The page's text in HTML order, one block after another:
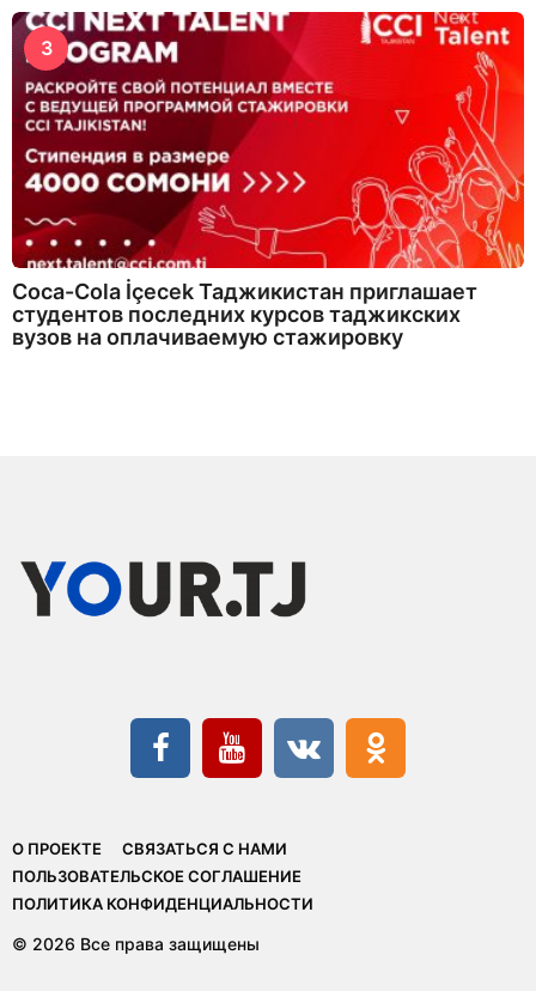
3
Coca-Cola İçecek Таджикистан приглашает
студентов последних курсов таджикских
вузов на оплачиваемую стажировку
О ПРОЕКТЕ
СВЯЗАТЬСЯ С НАМИ
ПОЛЬЗОВАТЕЛЬСКОЕ СОГЛАШЕНИЕ
ПОЛИТИКА КОНФИДЕНЦИАЛЬНОСТИ
© 2026 Все права защищены